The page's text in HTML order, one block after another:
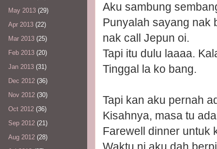
Aku sambung
Punyalah sayang nak
nak call Jepun oi.
Tapi itu dulu laaaa.
Tinggal la ko bang.
Tapi kan aku pernah
Kisahnya, masa tu
Farewell dinner untuk
May 2013 (29)
Apr 2013 (22)
Mar 2013 (25)
Feb 2013 (20)
Jan 2013 (31)
Dec 2012 (36)
Nov 2012 (30)
Oct 2012 (36)
Sep 2012 (21)
Aug 2012 (28)